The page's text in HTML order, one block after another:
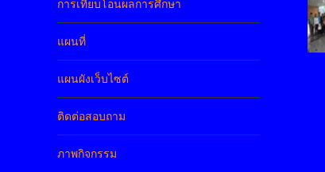
การเทียบโอนผลการศึกษา
แผนที่
แผนผังเว็บไซต์
ติดต่อสอบถาม
ภาพกิจกรรม